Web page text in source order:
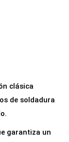
clásica
de soldadura
garantiza un